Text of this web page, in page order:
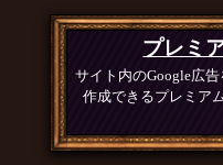
プレミ
サイト内のGoogle広
作成できるプレミア